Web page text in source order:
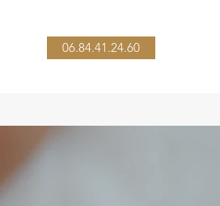
06.84.41.24.60